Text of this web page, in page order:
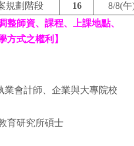
規劃階段 16
8/8(午
整師資、課程、上課地點、
方式之權利】
業會計師、企業與大專院校
育研究所碩士